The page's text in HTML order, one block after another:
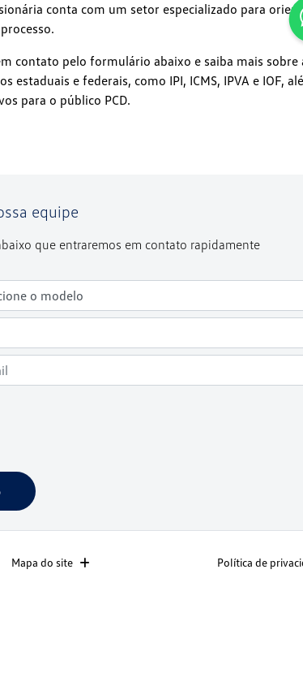
conta com um setor especializado para
contato pelo formulário abaixo e saiba mais sobre
estaduais e federais, como IPI, ICMS, IPVA e IOF,
para o público PCD.
equipe
que entraremos em contato rapidamente
Mapa do site Política de